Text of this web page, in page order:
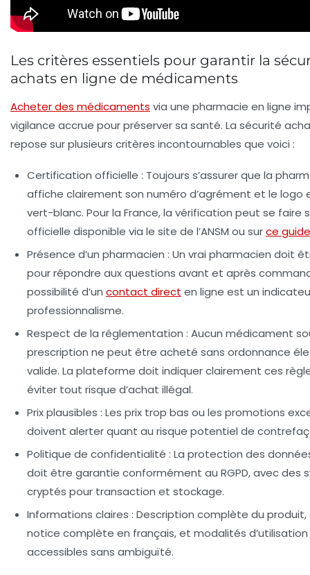
Les critères essentiels pour garantir la
achats en ligne de médicaments
Acheter des médicaments via une pharmacie en ligne
vigilance accrue pour préserver sa santé. La sécurité
repose sur plusieurs critères incontournables que voici :
Certification officielle : Toujours s’assurer que la
affiche clairement son numéro d’agrément et le logo
vert-blanc. Pour la France, la vérification peut se faire
officielle disponible via le site de l’ANSM ou surce guide
Présence d’un pharmacien : Un vrai pharmacien doit
pour répondre aux questions avant et après
possibilité d’un contact direct en ligne est un
professionnalisme.
Respect de la réglementation : Aucun médicament
prescription ne peut être acheté sans ordonnance
valide. La plateforme doit indiquer clairement ces
éviter tout risque d’achat illégal.
Prix plausibles : Les prix trop bas ou les promotions
doivent alerter quant au risque potentiel de
Politique de confidentialité : La protection des
doit être garantie conformément au RGPD, avec des
cryptés pour transaction et stockage.
Informations claires : Description complète du produit,
notice complète en français, et modalités
accessibles sans ambiguïté.